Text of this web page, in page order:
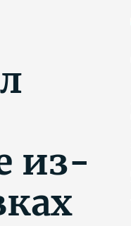
из-